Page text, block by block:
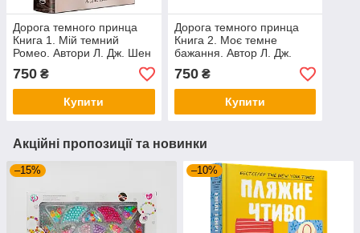
Дорога темного принца
Книга 1. Мій темний
Ромео. Автори Л. Дж. Шен
, Паркер С. Гантінґтон
750 ₴
Купити
Дорога темного принца
Книга 2. Моє темне
бажання. Автор Л. Дж.
Шен , Паркер С.
Гантінґтон
750₴
Купити
Акційні пропозиції та новинки
–15% –10%